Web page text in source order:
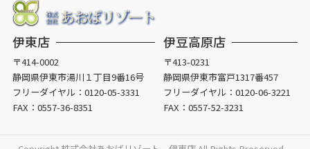
伊東店
〒414-0002
静岡県伊東市湯川１丁目9番16号
フリーダイヤル： 0120-05-3331
FAX：0557-36-8351
伊豆高原店
〒413-0231
静岡県伊東市富戸1317番457
フリーダイヤル：0120-06-3221
FAX：0557-52-3231